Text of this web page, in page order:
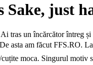
just
tras un încărcător întreg
asta am făcut FFS.RO.
moca. Singurul